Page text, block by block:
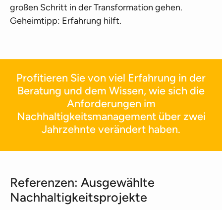
großen Schritt in der Transformation gehen.
Geheimtipp: Erfahrung hilft.
Profitieren Sie von viel Erfahrung in der
Beratung und dem Wissen, wie sich die
Anforderungen im
Nachhaltigkeitsmanagement über zwei
Jahrzehnte verändert haben.
Referenzen: Ausgewählte
Nachhaltigkeitsprojekte